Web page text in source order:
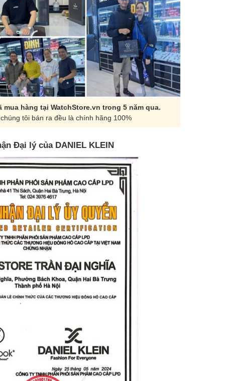
mua hàng tại WatchStore.vn trong 5 năm qua.
tôi bán ra đều là chính hãng 100%
Đại lý của DANIEL KLEIN